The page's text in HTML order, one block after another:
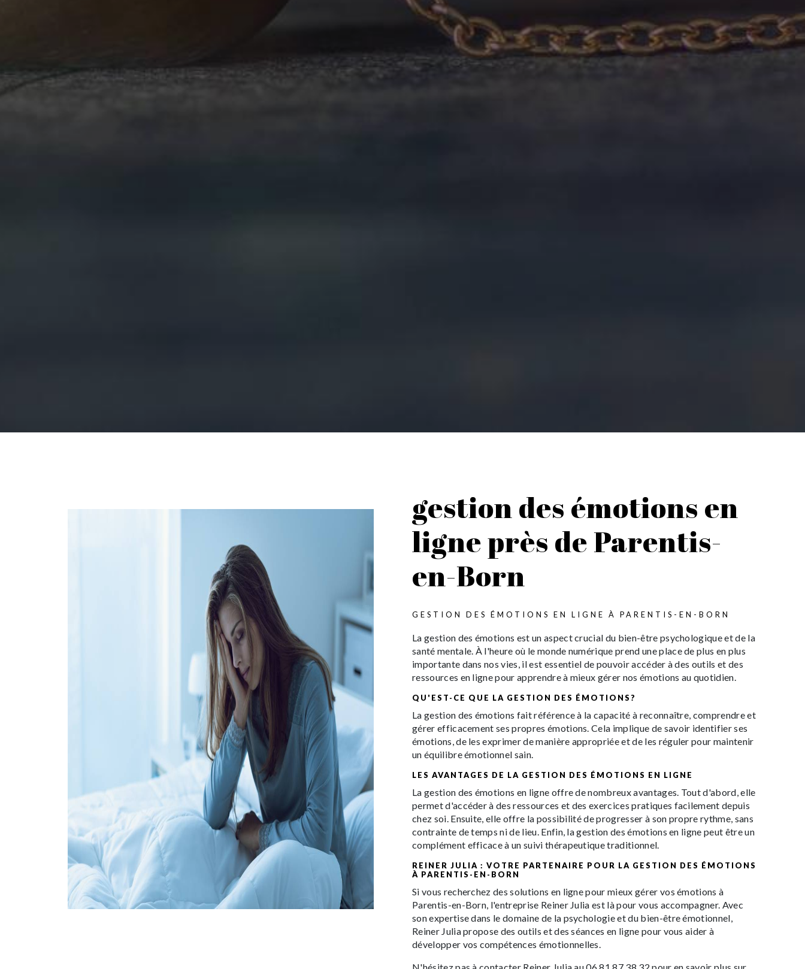
gestion des émotions en
ligne près de Parentis-
en-Born
GESTION DES ÉMOTIONS EN LIGNE À PARENTIS-EN-BORN
La gestion des émotions est un aspect crucial du bien-être psychologique et de la
santé mentale. À l'heure où le monde numérique prend une place de plus en plus
importante dans nos vies, il est essentiel de pouvoir accéder à des outils et des
ressources en ligne pour apprendre à mieux gérer nos émotions au quotidien.
QU'EST-CE QUE LA GESTION DES ÉMOTIONS?
La gestion des émotions fait référence à la capacité à reconnaître, comprendre et
gérer efficacement ses propres émotions. Cela implique de savoir identifier ses
émotions, de les exprimer de manière appropriée et de les réguler pour maintenir
un équilibre émotionnel sain.
LES AVANTAGES DE LA GESTION DES ÉMOTIONS EN LIGNE
La gestion des émotions en ligne offre de nombreux avantages. Tout d'abord, elle
permet d'accéder à des ressources et des exercices pratiques facilement depuis
chez soi. Ensuite, elle offre la possibilité de progresser à son propre rythme, sans
contrainte de temps ni de lieu. Enfin, la gestion des émotions en ligne peut être un
complément efficace à un suivi thérapeutique traditionnel.
REINER JULIA : VOTRE PARTENAIRE POUR LA GESTION DES ÉMOTIONS
À PARENTIS-EN-BORN
Si vous recherchez des solutions en ligne pour mieux gérer vos émotions à
Parentis-en-Born, l'entreprise Reiner Julia est là pour vous accompagner. Avec
son expertise dans le domaine de la psychologie et du bien-être émotionnel,
Reiner Julia propose des outils et des séances en ligne pour vous aider à
développer vos compétences émotionnelles.